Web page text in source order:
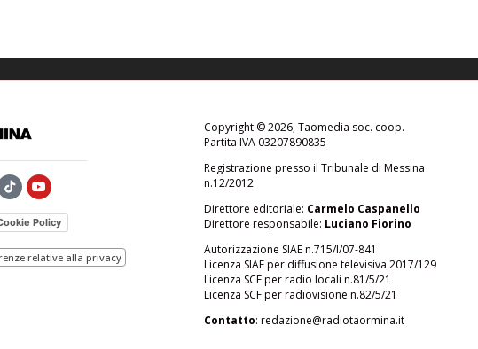
Policy
relative alla privacy
Copyright © 2026, Taomedia soc. coop.
Partita IVA 03207890835
Registrazione presso il Tribunale di Messina
n.12/2012
Direttore editoriale: Carmelo Caspanello
Direttore responsabile: Luciano Fiorino
Autorizzazione SIAE n.715/I/07-841
Licenza SIAE per diffusione televisiva 2017/129
Licenza SCF per radio locali n.81/5/21
Licenza SCF per radiovisione n.82/5/21
Contatto: redazione@radiotaormina.it